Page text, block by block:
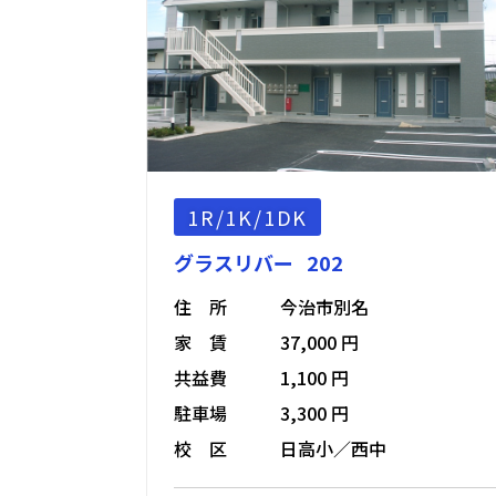
1R/1K/1DK
グラスリバー 202
住 所
今治市別名
家 賃
37,000 円
共益費
1,100 円
駐車場
3,300 円
校 区
日高小／西中